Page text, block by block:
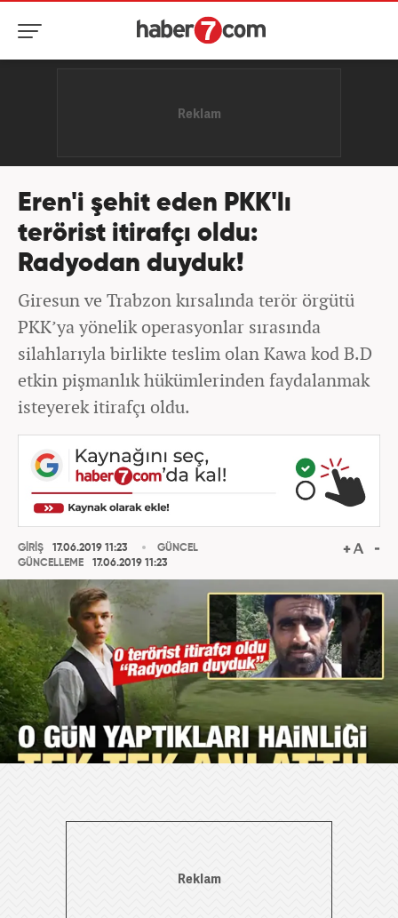
Eren'i şehit eden PKK'lı
terörist itirafçı oldu:
Radyodan duyduk!
Giresun ve Trabzon kırsalında terör örgütü
PKK’ya yönelik operasyonlar sırasında
silahlarıyla birlikte teslim olan Kawa kod B.D
etkin pişmanlık hükümlerinden faydalanmak
isteyerek itirafçı oldu.
GİRİŞ
17.06.2019 11:23
GÜNCELLEME
17.06.2019 11:23
GÜNCEL